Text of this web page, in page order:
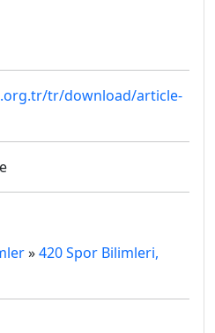
tr/download/article-
»420 Spor Bilimleri,